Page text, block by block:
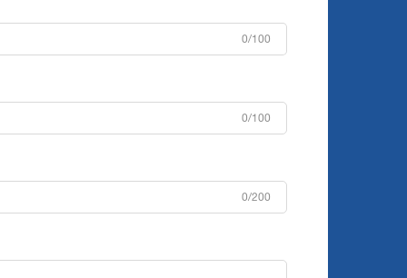
0/100
0/100
0/200